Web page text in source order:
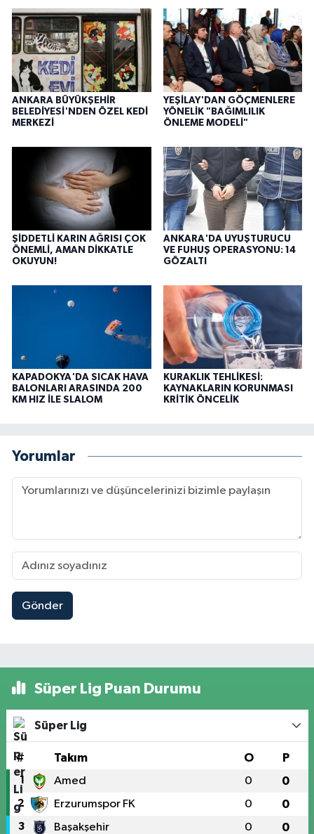
ANKARA BÜYÜKŞEHİR
BELEDİYESİ'NDEN ÖZEL KEDİ
MERKEZİ
YEŞİLAY'DAN GÖÇMENLERE
YÖNELİK "BAĞIMLILIK
ÖNLEME MODELİ"
ŞİDDETLİ KARIN AĞRISI ÇOK
ÖNEMLİ, AMAN DİKKATLE
OKUYUN!
ANKARA'DA UYUŞTURUCU
VE FUHUŞ OPERASYONU: 14
GÖZALTI
KAPADOKYA'DA SICAK HAVA
BALONLARI ARASINDA 200
KM HIZ İLE SLALOM
KURAKLIK TEHLİKESİ:
KAYNAKLARIN KORUNMASI
KRİTİK ÖNCELİK
Yorumlar
Gönder
Süper Lig Puan Durumu
Süper Lig
# Takım O P
1 Amed 0 0
2 Erzurumspor FK 0 0
3 Başakşehir 0 0